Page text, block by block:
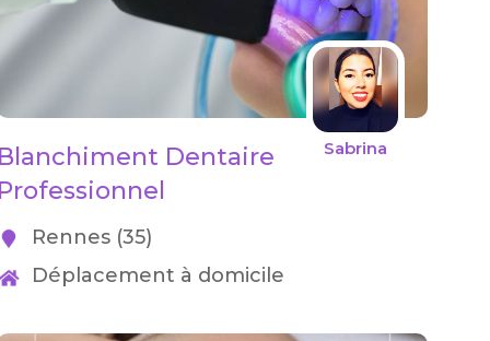
Sabrina
Dentaire
Rennes (35)
Déplacement à domicile